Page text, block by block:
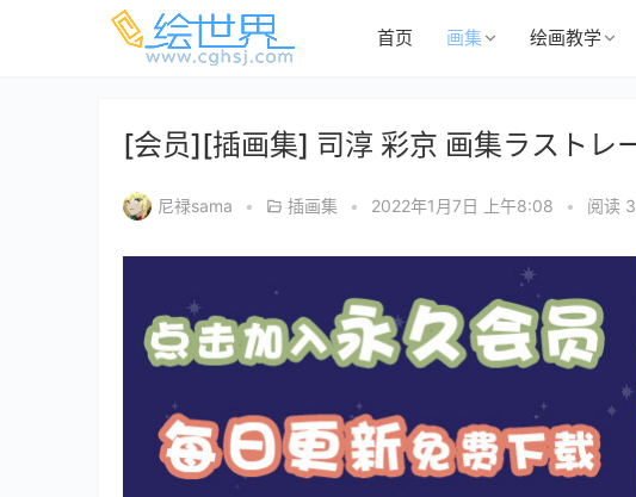
首页 画集 绘画教学
[会员][插画集] 司淳 彩京 画集ラストレ
尼禄sama • 插画集 • 2022年1月7日 上午8:08 • 阅读